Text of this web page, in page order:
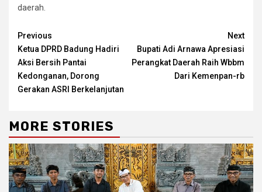
daerah.
Continue
Reading
Previous
Ketua DPRD Badung Hadiri
Aksi Bersih Pantai
Kedonganan, Dorong
Gerakan ASRI Berkelanjutan
Next
Bupati Adi Arnawa Apresiasi
Perangkat Daerah Raih Wbbm
Dari Kemenpan-rb
MORE STORIES